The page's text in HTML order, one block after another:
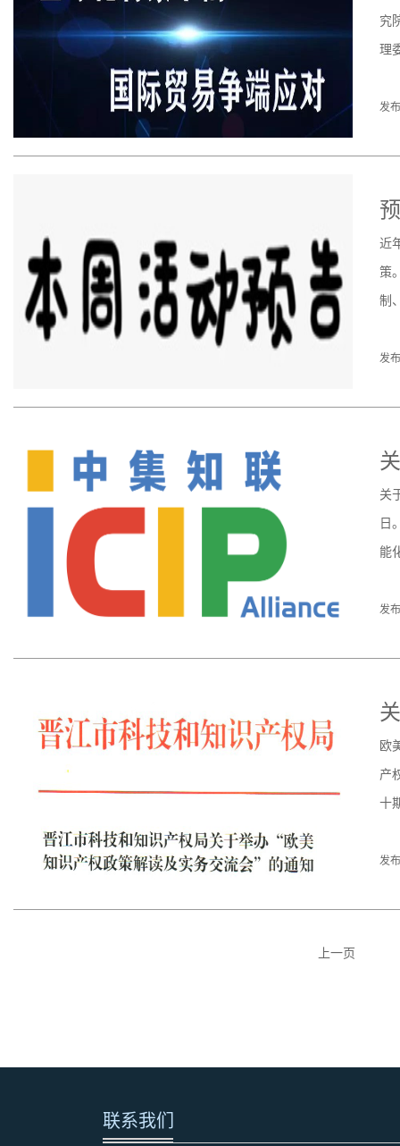
究
理
发
预
近
策
制
发
关
日
能
发
欧
产
十
发
上一页
联系我们